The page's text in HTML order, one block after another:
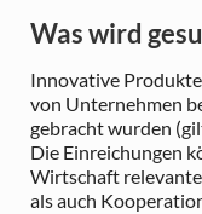
Was wird
Innovative
von Unternehmen
gebracht wurden
Die Einreichungen
Wirtschaft
als auch